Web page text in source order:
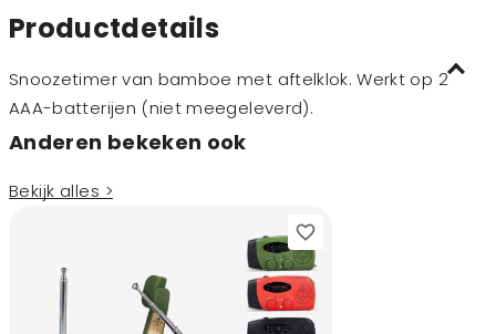
Productdetails
Snoozetimer van bamboe met aftelklok. Werkt op 2
AAA-batterijen (niet meegeleverd).
Anderen bekeken ook
Bekijk alles >